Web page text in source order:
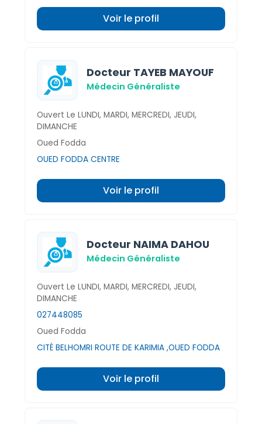
Voir le profil
Docteur TAYEB MAYOUF
Médecin Généraliste
Ouvert Le LUNDI, MARDI, MERCREDI, JEUDI,
DIMANCHE
Oued Fodda
OUED FODDA CENTRE
Voir le profil
Docteur NAIMA DAHOU
Médecin Généraliste
Ouvert Le LUNDI, MARDI, MERCREDI, JEUDI,
DIMANCHE
027448085
Oued Fodda
CITÉ BELHOMRI ROUTE DE KARIMIA ,OUED FODDA
Voir le profil